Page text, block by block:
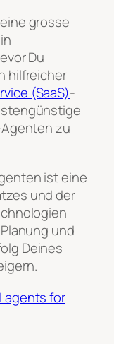
grosse
Du
hilfreicher
(SaaS)-
zu
ist eine
und der
und
Deines
agents for